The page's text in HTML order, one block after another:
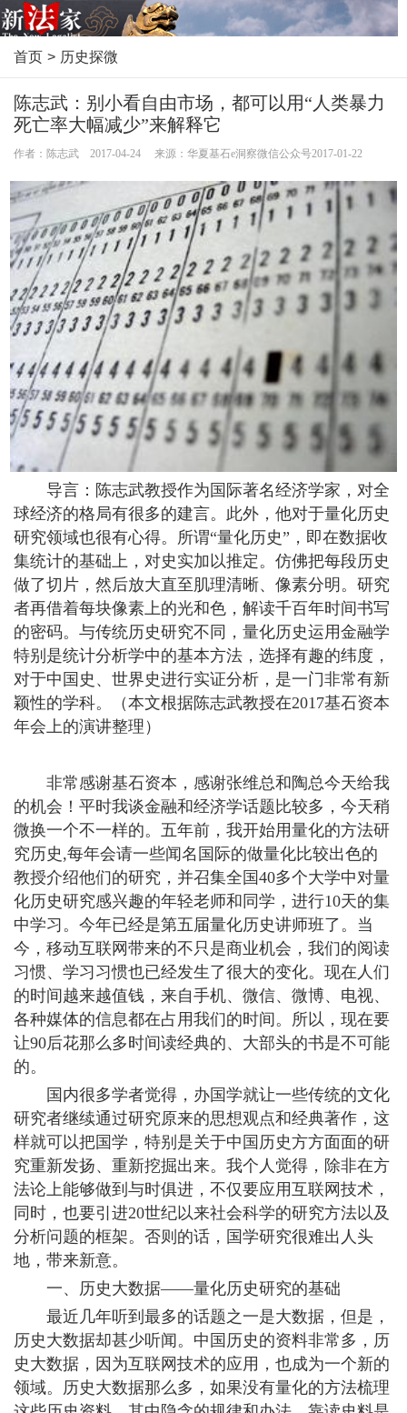
首页 > 历史探微
陈志武：别小看自由市场，都可以用“人类暴力
死亡率大幅减少”来解释它
作者：陈志武 2017-04-24 来源：华夏基石e洞察微信公众号2017-01-22
导言：陈志武教授作为国际著名经济学家，对全
球经济的格局有很多的建言。此外，他对于量化历史
研究领域也很有心得。所谓“量化历史”，即在数据收
集统计的基础上，对史实加以推定。仿佛把每段历史
做了切片，然后放大直至肌理清晰、像素分明。研究
者再借着每块像素上的光和色，解读千百年时间书写
的密码。与传统历史研究不同，量化历史运用金融学
特别是统计分析学中的基本方法，选择有趣的纬度，
对于中国史、世界史进行实证分析，是一门非常有新
颖性的学科。（本文根据陈志武教授在2017基石资本
年会上的演讲整理 ）
非常感谢基石资本，感谢张维总和陶总今天给我
的机会！平时我谈金融和经济学话题比较多，今天稍
微换一个不一样的。五年前，我开始用量化的方法研
究历史,每年会请一些闻名国际的做量化比较出色的
教授介绍他们的研究，并召集全国40多个大学中对量
化历史研究感兴趣的年轻老师和同学，进行10天的集
中学习。今年已经是第五届量化历史讲师班了。当
今，移动互联网带来的不只是商业机会，我们的阅读
习惯、学习习惯也已经发生了很大的变化。现在人们
的时间越来越值钱，来自手机、微信、微博、电视、
各种媒体的信息都在占用我们的时间。所以，现在要
让90后花那么多时间读经典的、大部头的书是不可能
的。
国内很多学者觉得，办国学就让一些传统的文化
研究者继续通过研究原来的思想观点和经典著作，这
样就可以把国学，特别是关于中国历史方方面面的研
究重新发扬、重新挖掘出来。我个人觉得，除非在方
法论上能够做到与时俱进，不仅要应用互联网技术，
同时，也要引进20世纪以来社会科学的研究方法以及
分析问题的框架。否则的话，国学研究很难出人头
地，带来新意。
一、历史大数据——量化历史研究的基础
最近几年听到最多的话题之一是大数据，但是，
历史大数据却甚少听闻。中国历史的资料非常多，历
史大数据，因为互联网技术的应用，也成为一个新的
领域。历史大数据那么多，如果没有量化的方法梳理